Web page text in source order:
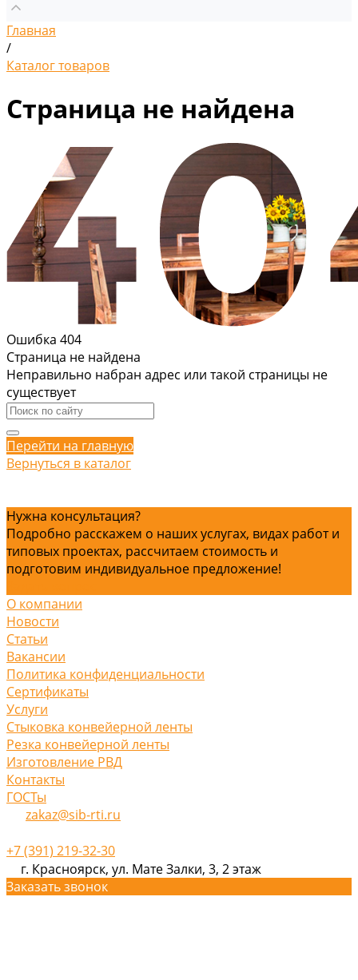
Главная
/
Каталог товаров
Страница не найдена
Ошибка 404
Страница не найдена
Неправильно набран адрес или такой страницы не
существует
Перейти на главную
Вернуться в каталог
Нужна консультация?
Подробно расскажем о наших услугах, видах работ и
типовых проектах, рассчитаем стоимость и
подготовим индивидуальное предложение!
О компании
Новости
Статьи
Вакансии
Политика конфиденциальности
Сертификаты
Услуги
Стыковка конвейерной ленты
Резка конвейерной ленты
Изготовление РВД
Контакты
ГОСТы
zakaz@sib-rti.ru
+7 (391) 219-32-30
г. Красноярск, ул. Мате Залки, 3, 2 этаж
Заказать звонок